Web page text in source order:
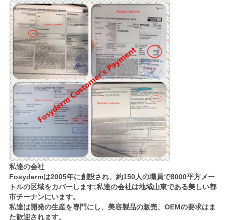
私達の会社
Fosydermは2005年に創設され、約150人の職員で8000平方メー
トルの区域をカバーします;私達の会社は地域山東である美しい都
市チーナンにいます。
私達は開発の生産を専門にし、美容製品の販売、OEMの要求はま
た歓迎されます。